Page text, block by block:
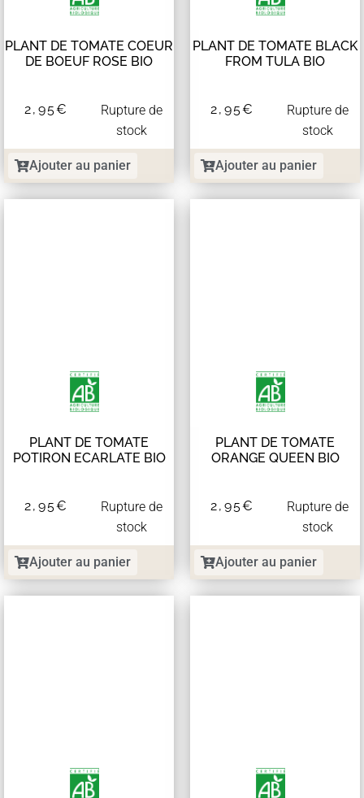
PLANT DE TOMATE COEUR
DE BOEUF ROSE BIO
2,95€
Rupture de
stock
Ajouter au panier
PLANT DE TOMATE BLACK
FROM TULA BIO
2,95€
Rupture de
stock
Ajouter au panier
PLANT DE TOMATE
POTIRON ECARLATE BIO
2,95€
Rupture de
stock
Ajouter au panier
PLANT DE TOMATE
ORANGE QUEEN BIO
2,95€
Rupture de
stock
Ajouter au panier